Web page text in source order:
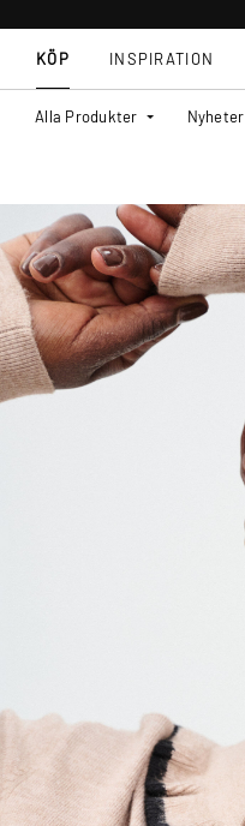
KÖP
Alla Produkter Nyheter
INSPIRATION